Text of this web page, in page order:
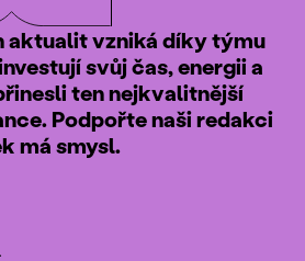
aktualit vzniká díky týmu
svůj čas, energii a
ten nejkvalitnější
Podpořte naši redakci
má smysl.